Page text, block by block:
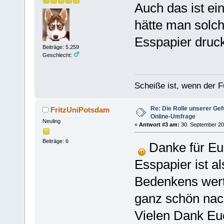
Beiträge: 5.259
Geschlecht:
Auch das ist
hätte man
Esspapier
Scheiße ist, wenn der
FritzUniPotsdam
Neuling
Beiträge: 6
Re: Die Rolle unserer
Online-Umfrage
« Antwort #3 am: 30. September
Danke für
Esspapier ist
Bedenkens
ganz schön
Vielen Dank